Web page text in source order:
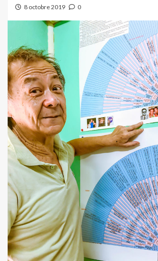
8 octobre 2019 0